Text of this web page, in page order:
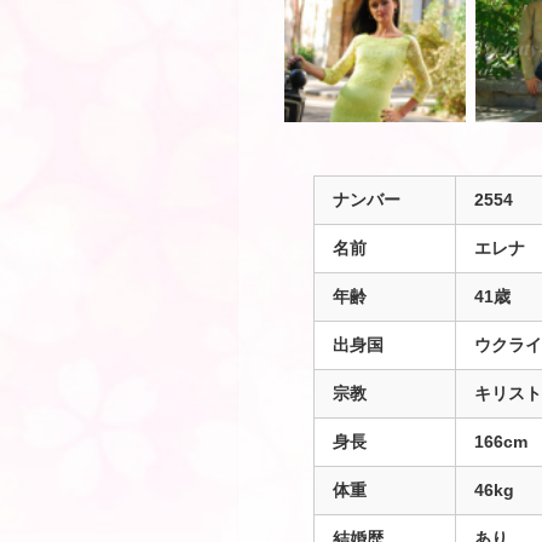
ナンバー 2554
名前 エレナ
年齢 41歳
出身国 ウクラ
宗教 キリス
身長 166cm
体重 46kg